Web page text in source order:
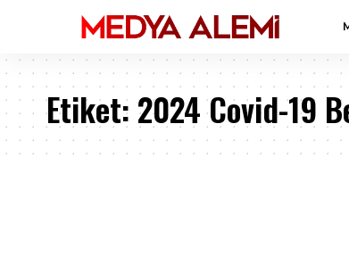
Etiket: 2024 Covid-19